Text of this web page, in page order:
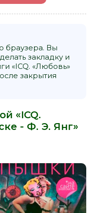
браузера. Вы
закладку и
«ICQ. «Любовь»
закрытия
«ICQ.
- Ф. Э. Янг»